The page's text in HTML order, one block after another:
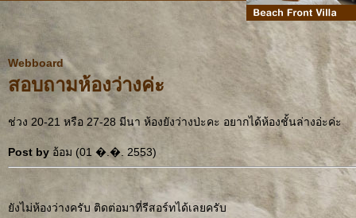
Webboard
สอบถามห้องว่างค่ะ
ช่วง 20-21 หรือ 27-28 มีนา ห้องยังว่างป่ะคะ อยากได้ห้องชั้นล่างอ่ะค่ะ
Post by อ้อม (01 �.�. 2553)
ยังไม่ห้องว่างครับ ติดต่อมาที่รีสอร์ทได้เลยครับ